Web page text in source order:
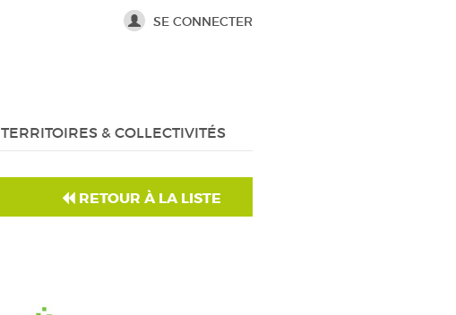
SE CONNECTER
TERRITOIRES & COLLECTIVITÉS
RETOUR À LA LISTE